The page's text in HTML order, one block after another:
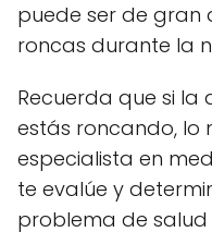
puede ser de gran
roncas durante la
Recuerda que si
estás roncando, lo
especialista en
te evalúe y
problema de